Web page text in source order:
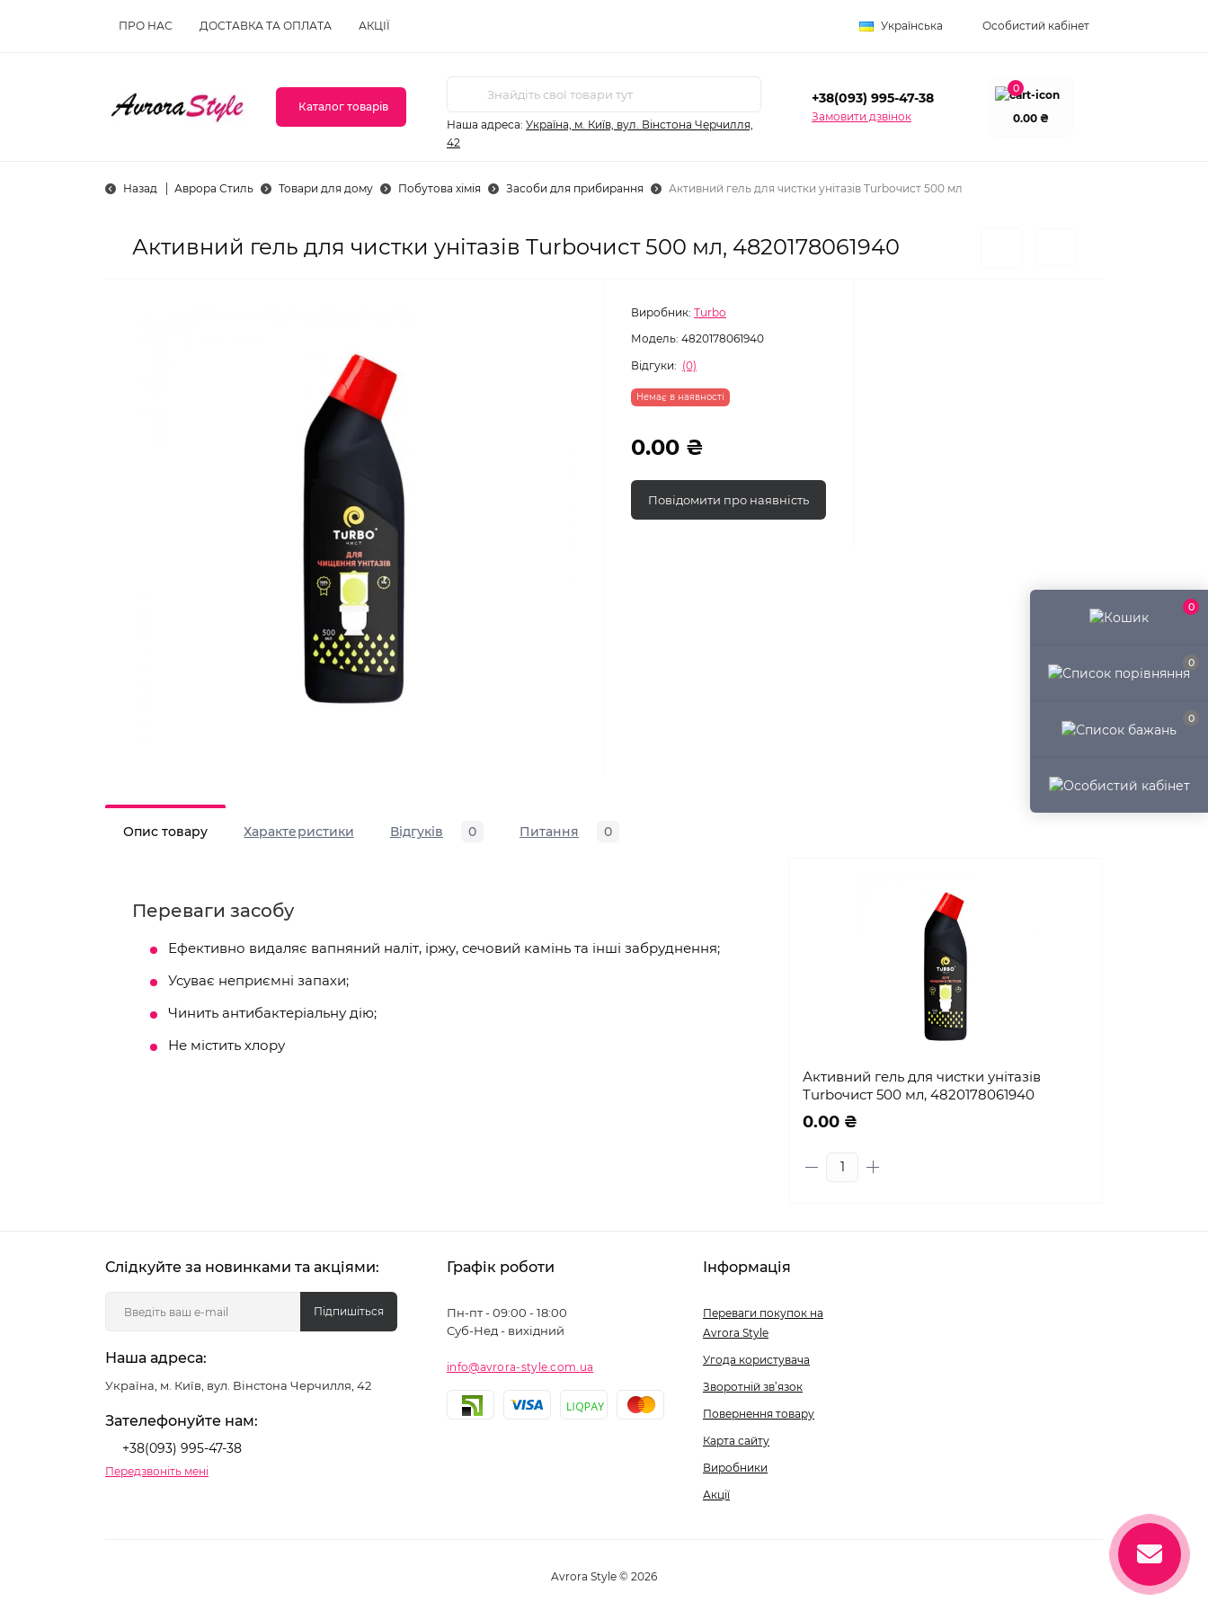
0
0
0
ПРО НАС ДОСТАВКА ТА ОПЛАТА АКЦІЇ Українська Особистий кабінет
Каталог товарів
Наша адреса: Україна, м. Київ, вул. Вінстона Черчилля,
42
+38(093) 995-47-38
Замовити дзвінок
0
0.00 ₴
Назад Аврора Стиль Товари для дому Побутова хімія Засоби для прибирання Активний гель для чистки унітазів Turboчист 500 мл
Активний гель для чистки унітазів Turboчист 500 мл, 4820178061940
Виробник: Turbo
Модель: 4820178061940
Відгуки: (0)
Немає в наявності
0.00 ₴
Повідомити про наявність
Опис товару Характеристики Відгуків 0 Питання 0
Переваги засобу
Ефективно видаляє вапняний наліт, іржу, сечовий камінь та інші забруднення;
Усуває неприємні запахи;
Чинить антибактеріальну дію;
Не містить хлору
Активний гель для чистки унітазів
Turboчист 500 мл, 4820178061940
0.00 ₴
Слідкуйте за новинками та акціями:
Підпишіться
Наша адреса:
Україна, м. Київ, вул. Вінстона Черчилля, 42
Зателефонуйте нам:
+38(093) 995-47-38
Передзвоніть мені
Графік роботи
Пн-пт - 09:00 - 18:00
Суб-Нед - вихідний
info@avrora-style.com.ua
Інформація
Переваги покупок на
Avrora Style
Угода користувача
Зворотній зв’язок
Повернення товару
Карта сайту
Виробники
Акції
Avrora Style © 2026